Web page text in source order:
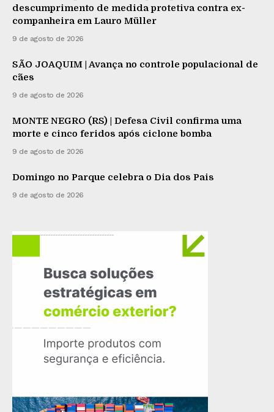
descumprimento de medida protetiva contra ex-
companheira em Lauro Müller
9 de agosto de 2026
SÃO JOAQUIM | Avança no controle populacional de
cães
9 de agosto de 2026
MONTE NEGRO (RS) | Defesa Civil confirma uma
morte e cinco feridos após ciclone bomba
9 de agosto de 2026
Domingo no Parque celebra o Dia dos Pais
9 de agosto de 2026